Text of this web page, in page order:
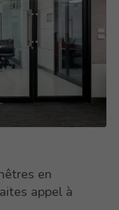
en
appel à